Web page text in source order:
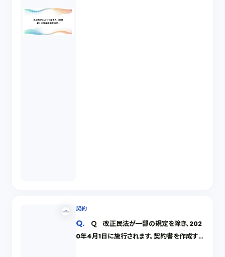
契約
Ｑ 改正民法が一部の規定を除き、202
0年4月1日に施行されます。契約書を作成する